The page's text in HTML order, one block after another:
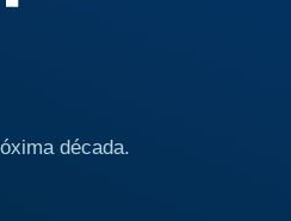
década.